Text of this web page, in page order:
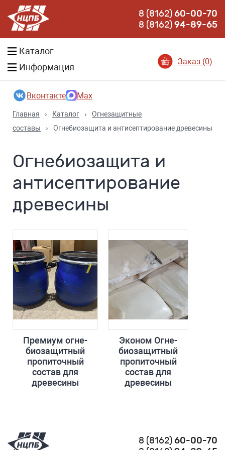
8 (8162)60-00-70
8 (8162)94-89-65
Каталог
Информация
Заказ (0)
Вконтакте Max
Главная › Каталог ›
Огнезащитные
составы
› Огнебиозащита и антисептирование древесины
Огнебиозащита и
антисептирование
древесины
Премиум огне-
биозащитный
пропиточный
состав для
древесины
Эконом Огне-
биозащитный
пропиточный
состав для
древесины
8 (8162)60-00-70